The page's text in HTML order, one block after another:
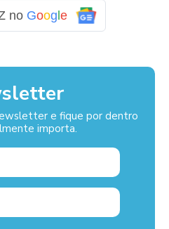
no Google
e fique por dentro
importa.